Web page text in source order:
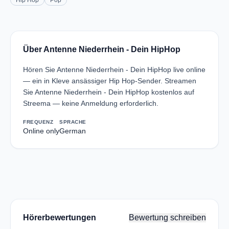
Über Antenne Niederrhein - Dein HipHop
Hören Sie Antenne Niederrhein - Dein HipHop live online
— ein in Kleve ansässiger Hip Hop-Sender. Streamen
Sie Antenne Niederrhein - Dein HipHop kostenlos auf
Streema — keine Anmeldung erforderlich.
FREQUENZ
Online only
SPRACHE
German
Hörerbewertungen Bewertung schreiben